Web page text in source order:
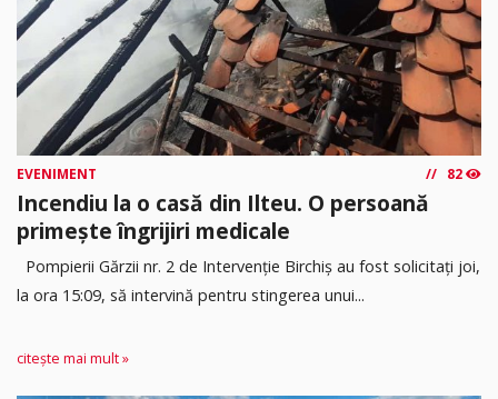
EVENIMENT 82
Incendiu la o casă din Ilteu. O persoană
primește îngrijiri medicale
Pompierii Gărzii nr. 2 de Intervenție Birchiș au fost solicitați joi,
la ora 15:09, să intervină pentru stingerea unui...
citește mai mult »